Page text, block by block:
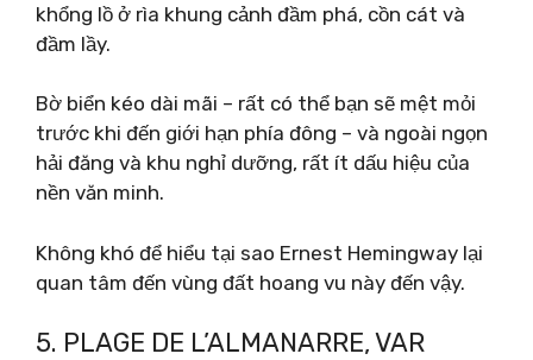
khổng lồ ở rìa khung cảnh đầm phá, cồn cát và
đầm lầy.
Bờ biển kéo dài mãi – rất có thể bạn sẽ mệt mỏi
trước khi đến giới hạn phía đông – và ngoài ngọn
hải đăng và khu nghỉ dưỡng, rất ít dấu hiệu của
nền văn minh.
Không khó để hiểu tại sao Ernest Hemingway lại
quan tâm đến vùng đất hoang vu này đến vậy.
5. PLAGE DE L’ALMANARRE, VAR